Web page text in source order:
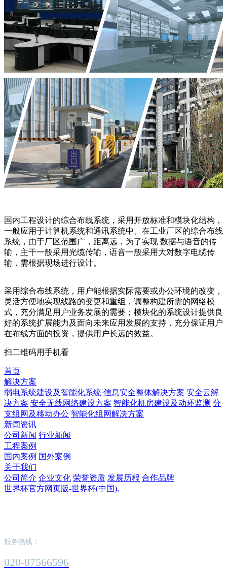
国内工程设计的综合布线系统，采用开放标准和模块化结构，
一般应用于计算机系统和通讯系统中。在工业厂区的综合布线
系统，由于厂区范围广，距离远，为了实现 数据与语音的传
输，主干一般采用光缆传输，语音一般采用大对数字电缆传
输，需根据现场进行设计。
采用综合布线系统，用户能根据实际需要或办公环境的改变，
灵活方便地实现线路的变更和重组，调整构建所需的网络模
式，充分满足用户业务发展的需要；模块化的系统设计提供良
好的系统扩展能力及面向未来应用发展的支持，充分保证用户
在布线方面的投资，提供用户长远的效益。
扫二维码用手机看
首页
解决方案
弱电系统建设及智能化系统 信息安全整体解决方案 安全云解
决方案 安全无线网络建设方案 智能化机房建设及动环监测 分
支组网及移动办公 智能化组网解决方案
新闻资讯
公司新闻 行业新闻
工程案例
国内案例 国外案例
关于我们
公司简介 企业文化 荣誉资质 发展历程 合作品牌
世界杯官方网页版-世界杯(中国),
服务热线：
020-87566596